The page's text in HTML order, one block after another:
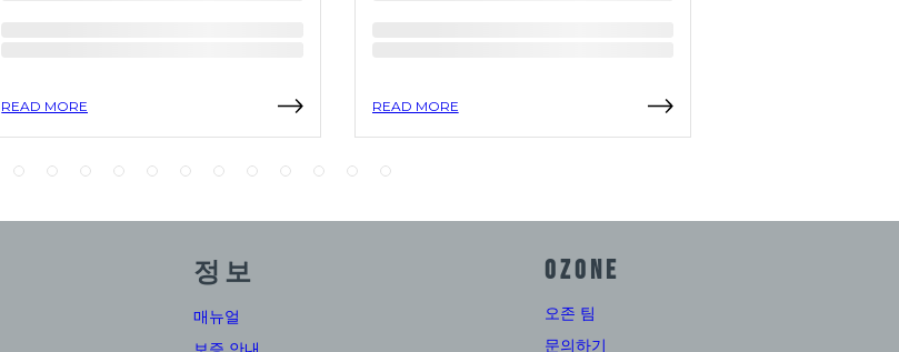
READ MORE READ MORE
정보
매뉴얼
OZONE
오존 팀
문의하기